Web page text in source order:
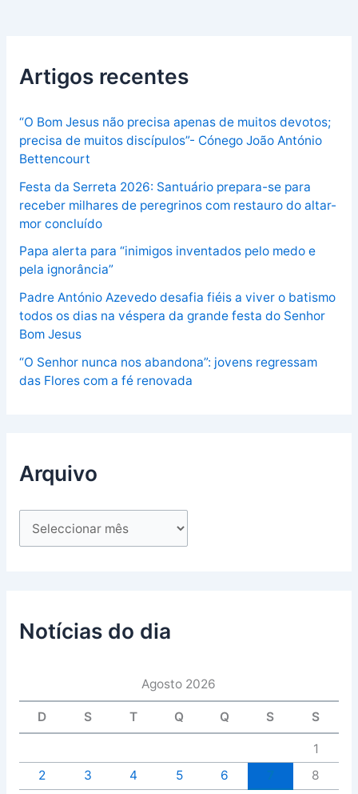
Artigos recentes
“O Bom Jesus não precisa apenas de muitos devotos;
precisa de muitos discípulos”- Cónego João António
Bettencourt
Festa da Serreta 2026: Santuário prepara-se para
receber milhares de peregrinos com restauro do altar-
mor concluído
Papa alerta para “inimigos inventados pelo medo e
pela ignorância”
Padre António Azevedo desafia fiéis a viver o batismo
todos os dias na véspera da grande festa do Senhor
Bom Jesus
“O Senhor nunca nos abandona”: jovens regressam
das Flores com a fé renovada
Arquivo
Notícias do dia
Agosto 2026
D S T Q Q S S
1
2
3 4 5 6
8